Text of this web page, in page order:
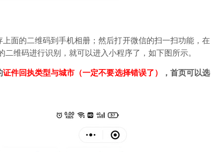
面的二维码到手机相册；然后打开微信的扫一扫功能，在
二维码进行识别，就可以进入小程序了，如下图所示。
证件回执类型与城市（一定不要选择错误了） ，首页可以选